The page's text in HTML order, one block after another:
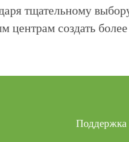
тщательному
центрам создать
Поддержка